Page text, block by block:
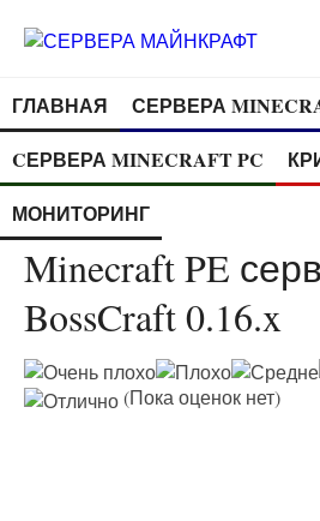
ГЛАВНАЯ
СЕРВЕРА
CЕРВЕРА MINECRAFT PC
МОНИТОРИНГ
Minecraft PE
BossCraft 0.16.x
(Пока оценок нет)